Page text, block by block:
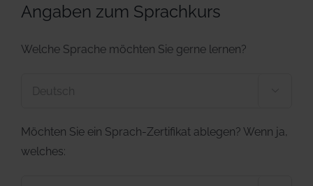
Angaben zum Sprachkurs
Welche Sprache möchten Sie gerne lernen?
Möchten Sie ein Sprach-Zertifikat ablegen? Wenn ja,
welches: